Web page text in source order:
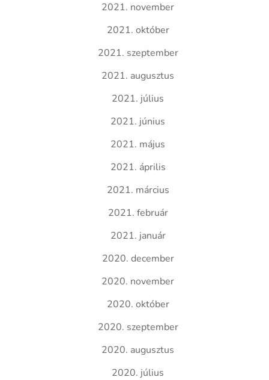
2021. november
2021. október
2021. szeptember
2021. augusztus
2021. július
2021. június
2021. május
2021. április
2021. március
2021. február
2021. január
2020. december
2020. november
2020. október
2020. szeptember
2020. augusztus
2020. július